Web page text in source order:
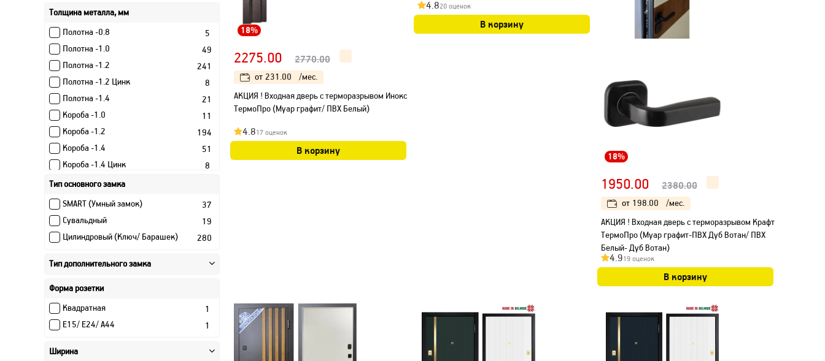
Толщина металла, мм
Полотна -0.8
5
Полотна -1.0
49
Полотна -1.2
241
Полотна -1.2 Цинк
8
Полотна -1.4
21
Короба -1.0
11
Короба -1.2
194
Короба -1.4
51
Короба -1.4 Цинк
8
Короба -1.5
Короба -1.6
Тип основного замка
SMART (Умный замок)
37
Сувальдный
19
Цилиндровый (Ключ/ Барашек)
280
Тип дополнительного замка
Форма розетки
Квадратная
1
Е15/ Е24/ А44
1
Ширина
18%
2275.00 2770.00
от 231.00
/мес.
АКЦИЯ ! Входная дверь с терморазрывом Инокс
ТермоПро (Муар графит/ ПВХ Белый)
4.817 оценок
В корзину
4.820 оценок
В корзину
18%
1950.00 2380.00
от 198.00
/мес.
АКЦИЯ ! Входная дверь с терморазрывом Крафт
ТермоПро (Муар графит-ПВХ Дуб Вотан/ ПВХ
Белый- Дуб Вотан)
4.919 оценок
В корзину